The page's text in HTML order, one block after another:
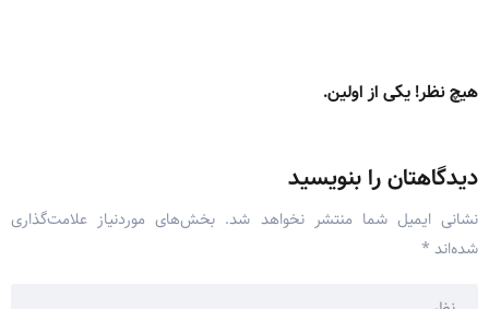
هیچ نظر! یکی از اولین.
دیدگاهتان را بنویسید
نشانی ایمیل شما منتشر نخواهد شد. بخش‌های موردنیاز علامت‌گذاری
شده‌اند *